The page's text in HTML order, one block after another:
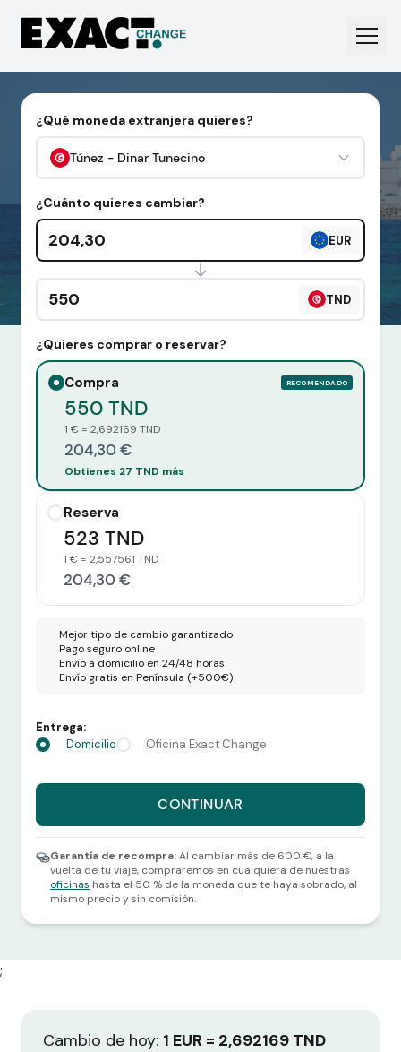
¿Qué moneda extranjera quieres?
Túnez - Dinar Tunecino
¿Cuánto quieres cambiar?
Cantidad en euros
EUR
TND
¿Quieres comprar o reservar?
Compra RECOMENDADO
550 TND
1 € = 2,692169 TND
204,30 €
Obtienes 27 TND más
Reserva
523 TND
1 € = 2,557561 TND
204,30 €
Mejor tipo de cambio garantizado
Pago seguro online
Envío a domicilio en 24/48 horas
Envío gratis en Península (+500€)
Entrega:
Domicilio
Oficina Exact Change
Recibes 550 TND por 204,30 euros.
CONTINUAR
Garantía de recompra:Al cambiar más de 600 €, a la
vuelta de tu viaje, compraremos en cualquiera de nuestras
oficinas hasta el 50 % de la moneda que te haya sobrado, al
mismo precio y sin comisión.
;
Cambio de hoy: 1 EUR = 2,692169 TND